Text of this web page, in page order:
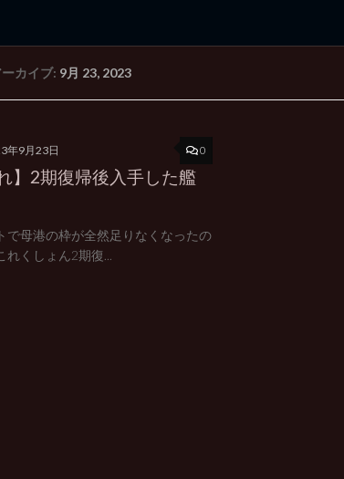
3rd Edition
カイブ: 9月 23, 2023
0
年9月23日
】2期復帰後入手した艦
で母港の枠が全然足りなくなったの
れくしょん2期復...